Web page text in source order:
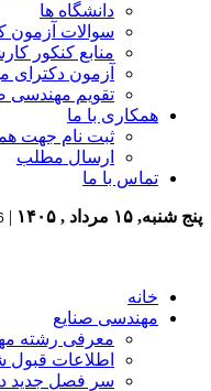
دانشگاه ها
سوالات آزمون
منابع کنکور
آزمون دکترای
تقویم مهندسی
همکاری با ما
ثبت نام جهت
ارسال مطلب
تماس با ما
پنج شنبه, ۱۵ مرداد , ۱۴۰۵ |
خانه
مهندسی صنایع
معرفی رشته
اطلاعات
سر فصل جدید